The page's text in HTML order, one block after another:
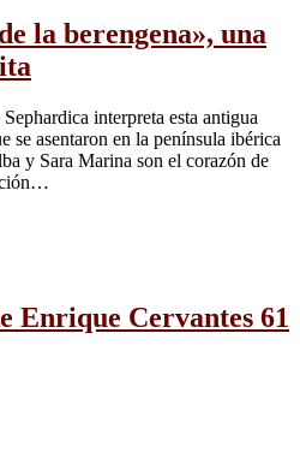
la berengena», una
interpreta esta antigua
se asentaron en la península ibérica
y Sara Marina son el corazón de
Enrique Cervantes 61